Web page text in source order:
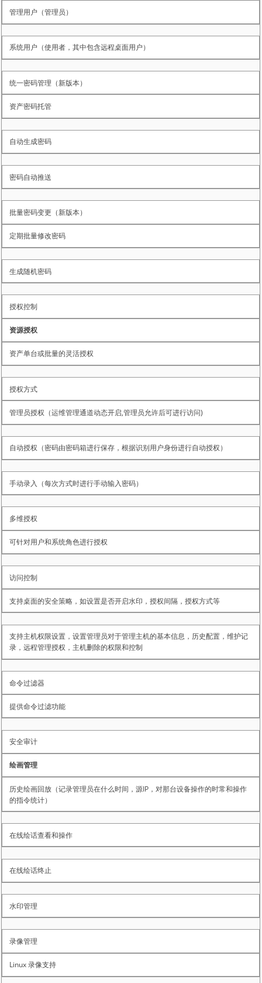
管理用户（管理员）
系统用户（使用者，其中包含远程桌面用户）
统一密码管理（新版本）
资产密码托管
自动生成密码
密码自动推送
批量密码变更（新版本）
定期批量修改密码
生成随机密码
授权控制
资源授权
资产单台或批量的灵活授权
授权方式
管理员授权（运维管理通道动态开启,管理员允许后可进行访问)
自动授权（密码由密码箱进行保存，根据识别用户身份进行自动授权）
手动录入（每次方式时进行手动输入密码）
多维授权
可针对用户和系统角色进行授权
访问控制
支持桌面的安全策略，如设置是否开启水印，授权间隔，授权方式等
支持主机权限设置，设置管理员对于管理主机的基本信息，历史配置，维护记
录，远程管理授权，主机删除的权限和控制
命令过滤器
提供命令过滤功能
安全审计
绘画管理
历史绘画回放（记录管理员在什么时间，源IP，对那台设备操作的时常和操作
的指令统计）
在线绘话查看和操作
在线绘话终止
水印管理
录像管理
Linux 录像支持